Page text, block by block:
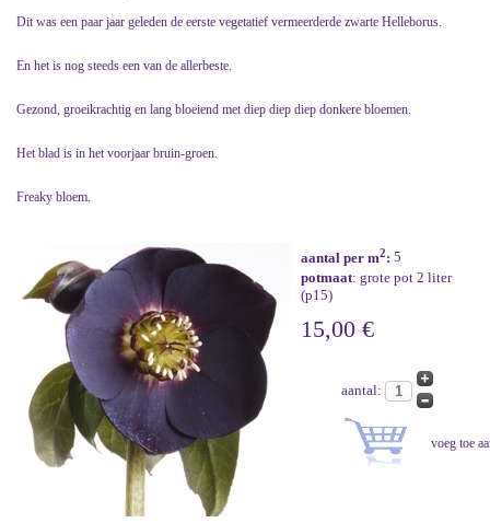
Dit was een paar jaar geleden de eerste vegetatief vermeerderde zwarte Helleborus.
En het is nog steeds een van de allerbeste.
Gezond, groeikrachtig en lang bloeiend met diep diep diep donkere bloemen.
Het blad is in het voorjaar bruin-groen.
Freaky bloem.
aantal per m2: 5
potmaat: grote pot 2 liter
(p15)
15,00 €
aantal: